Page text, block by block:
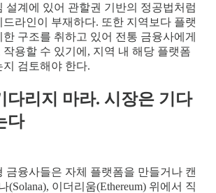
설계에 있어 관할권 기반의 정공법처럼
라인이 부재하다. 또한 지역보다 플랫
구조를 취하고 있어 전통 금융사에게
용할 수 있기에, 지역 내 해당 플랫폼
검토해야 한다.
다리지 마라. 시장은 기다
다
금융사들은 자체 플랫폼을 만들거나 캔
(Solana), 이더리움(Ethereum) 위에서 직